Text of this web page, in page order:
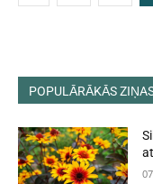
POPULĀRĀKĀS